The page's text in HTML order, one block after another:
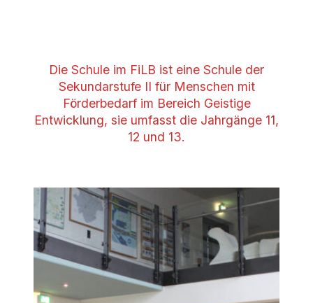
Die Schule im FiLB ist eine Schule der
Sekundarstufe II für Menschen mit
Förderbedarf im Bereich Geistige
Entwicklung, sie umfasst die Jahrgänge 11,
12 und 13.